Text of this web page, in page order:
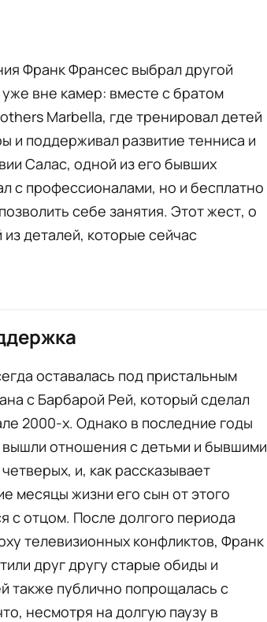
Франк Франсес выбрал другой
вне камер: вместе с братом
Marbella, где тренировал детей
и поддерживал развитие тенниса и
Салас, одной из его бывших
с профессионалами, но и бесплатно
себе занятия. Этот жест, о
деталей, которые сейчас
оставалась под пристальным
с Барбарой Рей, который сделал
2000-х. Однако в последние годы
отношения с детьми и бывшими
и, как рассказывает
месяцы жизни его сын от этого
с отцом. После долгого периода
телевизионных конфликтов, Франк
друг другу старые обиды и
также публично попрощалась с
несмотря на долгую паузу в